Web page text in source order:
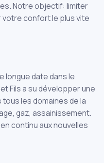
Notre objectif: limiter
confort le plus vite
longue date dans le
Fils a su développer une
les domaines de la
gaz, assainissement.
continu aux nouvelles